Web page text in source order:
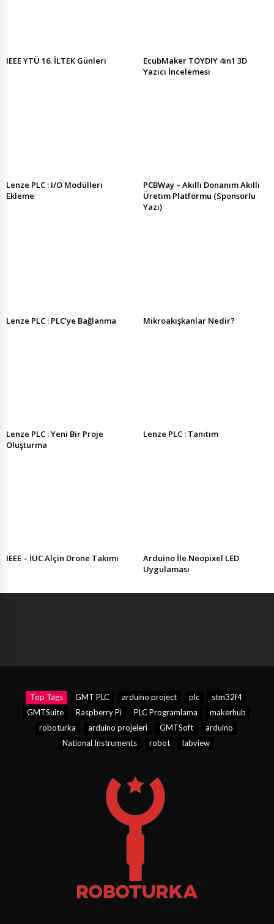
IEEE YTÜ 16. İLTEK Günleri
EcubMaker TOYDIY 4in1 3D
Yazıcı İncelemesi
Lenze PLC : I/O Modülleri
Ekleme
PCBWay – Akıllı Donanım Akıllı
Üretim Platformu (Sponsorlu
Yazı)
Lenze PLC : PLC’ye Bağlanma Mikroakışkanlar Nedir?
Lenze PLC : Yeni Bir Proje
Oluşturma
Lenze PLC : Tanıtım
IEEE – İÜC Alçin Drone Takımı
Arduino İle Neopixel LED
Uygulaması
Top Tags GMT PLC arduino project plc
stm32f4
GMTSuite
Raspberry Pi PLC Programlama
makerhub
roboturka
arduino projeleri GMTSoft
arduino
National Instruments
robot labview